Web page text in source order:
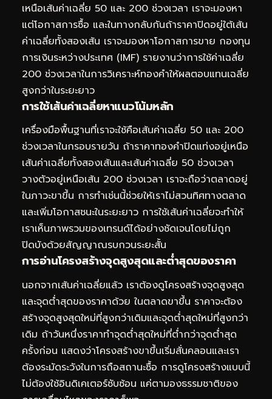
เหนือเส้นค่าเฉลี่ย 50 และ 200 ช่วงเวลา เราจะมองหา
แต่โอกาสการซื้อ และในทางกลับกันถ้าราคาปิดอยู่ใต้เส้น
ค่าเฉลี่ยทั้งสองเส้น เราจะมองหาโอกาสการขาย กองทุน
การเงินระหว่างประเทศ (IMF) รายงานว่าการใช้ค่าเฉลี่ย
200 ช่วงเวลาในการวิเคราะห์ทองคำให้ผลตอบแทนเฉลี่ย
สูงกว่าในระยะยาว
การใช้เส้นค่าเฉลี่ยหาแนวโน้มหลัก
เครื่องมือพื้นฐานที่เราจะใช้คือเส้นค่าเฉลี่ย 50 และ 200
ช่วงเวลาในกรอบรายวัน ถ้าราคาทองคำปิดแท่งอยู่เหนือ
เส้นค่าเฉลี่ยทั้งสองเส้นและเส้นค่าเฉลี่ย 50 ช่วงเวลา
วางตัวอยู่เหนือเส้น 200 ช่วงเวลา เราจะถือว่าตลาดอยู่
ในภาวะขาขึ้น การทำเช่นนี้ช่วยให้เราไม่สวนทิศทางตลาด
และเพิ่มโอกาสชนะในระยะยาว การใช้เส้นค่าเฉลี่ยจะทำให้
เราเห็นภาพรวมของเทรนด์ได้อย่างชัดเจนโดยไม่ถูก
ปิดบังด้วยสัญญาณรบกวนระยะสั้น
การอ่านโครงสร้างจุดสูงสุดและต่ำสุดของราคา
นอกจากเส้นค่าเฉลี่ยแล้ว เราต้องดูโครงสร้างจุดสูงสุด
และจุดต่ำสุดของราคาด้วย ในตลาดขาขึ้น ราคาจะต้อง
สร้างจุดสูงสุดใหม่ที่สูงกว่าเดิมและจุดต่ำสุดใหม่ที่สูงกว่า
เดิม ถ้าวันหนึ่งราคาทำจุดต่ำสุดใหม่ที่ต่ำกว่าจุดต่ำสุด
ครั้งก่อน แสดงว่าโครงสร้างขาขึ้นเริ่มสั่นคลอนและเรา
ต้องระมัดระวังในการถือสถานะซื้อ การดูโครงสร้างแบบนี้
ไม่ต้องใช้อินดิเคเตอร์ซับซ้อน แค่ตามองธรรมชาติของ